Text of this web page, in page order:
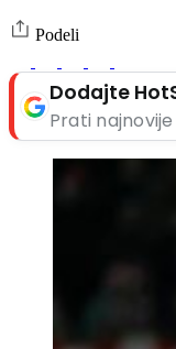
Podeli
Dodajte
Prati